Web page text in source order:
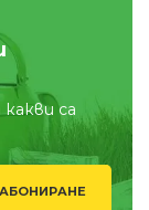
са
АБОНИРАНЕ